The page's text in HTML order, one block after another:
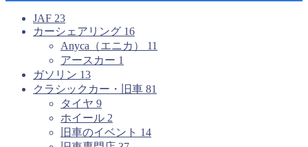
JAF 23
カーシェアリング 16
Anyca（エニカ） 11
アースカー 1
ガソリン 13
クラシックカー・旧車 81
タイヤ 9
ホイール 2
旧車のイベント 14